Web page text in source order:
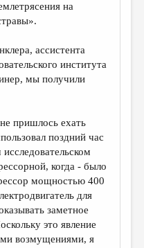
на
ассистента
института
мы получили
пришлось ехать
поздний час
когда - было
мощностью 400
для
заметное
это явление
возмущениями, я